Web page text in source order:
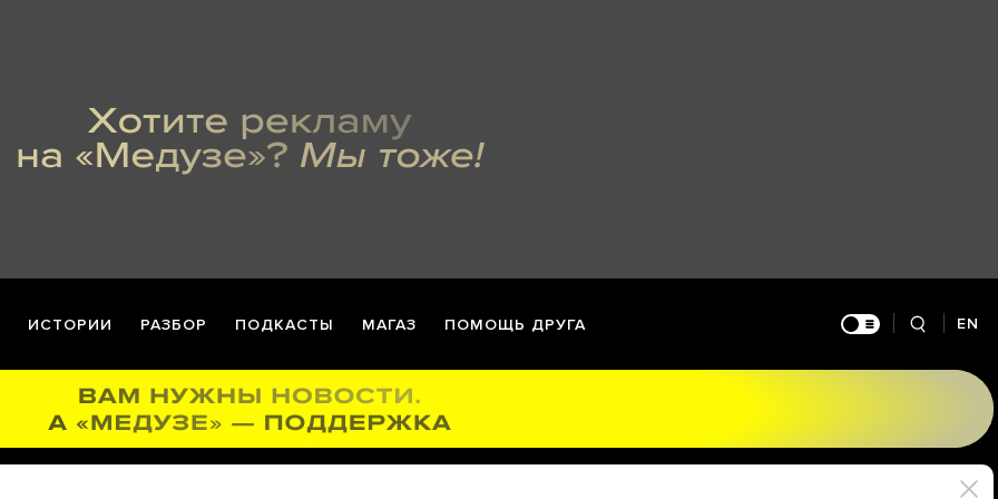
ИСТОРИИ РАЗБОР ПОДКАСТЫ МАГАЗ ПОМОЩЬ ДРУГА EN